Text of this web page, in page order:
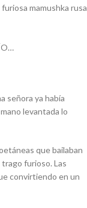
mamushka rusa
señora ya había
levantada lo
que bailaban
furioso. Las
convirtiendo en un